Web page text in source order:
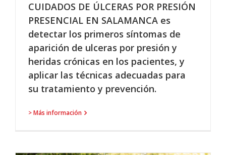
CUIDADOS DE ÚLCERAS POR PRESIÓN
PRESENCIAL EN SALAMANCA es
detectar los primeros síntomas de
aparición de ulceras por presión y
heridas crónicas en los pacientes, y
aplicar las técnicas adecuadas para
su tratamiento y prevención.
> Más información